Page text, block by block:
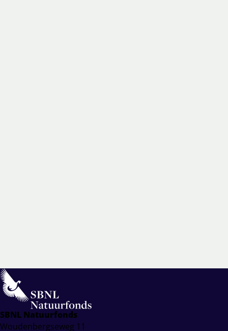
SBNL Natuurfonds
Woudenbergseweg 11